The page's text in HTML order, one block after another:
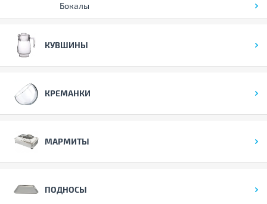
Бокалы
КУВШИНЫ
КРЕМАНКИ
МАРМИТЫ
ПОДНОСЫ